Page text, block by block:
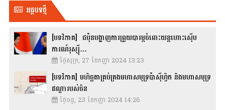
អត្ថបទថ្មី
[បទវិភាគ] ជប៉ុនបង្ហាញការព្រួយបារម្ភចំពោះយន្តហោះស៊ើប
ការណ៍រុស្ស៊ី…
ថ្ងៃសុក្រ, 27 ខែកញ្ញា 2024 13:23
[បទវិភាគ] មហិច្ឆតាគ្រប់គ្រងមហាសមុទ្រប៉ាស៊ីហ្វិក និងមហាសមុទ្រ
ឥណ្ឌារបស់ចិន
ថ្ងៃចន្ទ, 23 ខែកញ្ញា 2024 14:26